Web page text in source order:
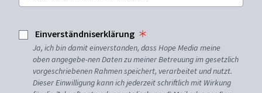
Einverständniserklärung
Ja, ich bin damit einverstanden, dass Hope Media meine
oben angegebe-nen Daten zu meiner Betreuung im gesetzlich
vorgeschriebenen Rahmen speichert, verarbeitet und nutzt.
Dieser Einwilligung kann ich jederzeit schriftlich mit Wirkung